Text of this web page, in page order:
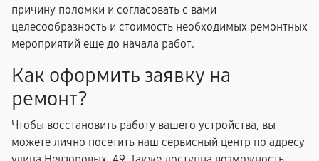
причину поломки и согласовать с вами
целесообразность и стоимость необходимых ремонтных
мероприятий еще до начала работ.
Как оформить заявку на
ремонт?
Чтобы восстановить работу вашего устройства, вы
можете лично посетить наш сервисный центр по адресу